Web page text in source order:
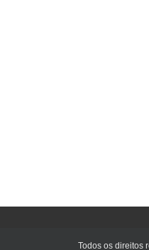
Todos os direitos